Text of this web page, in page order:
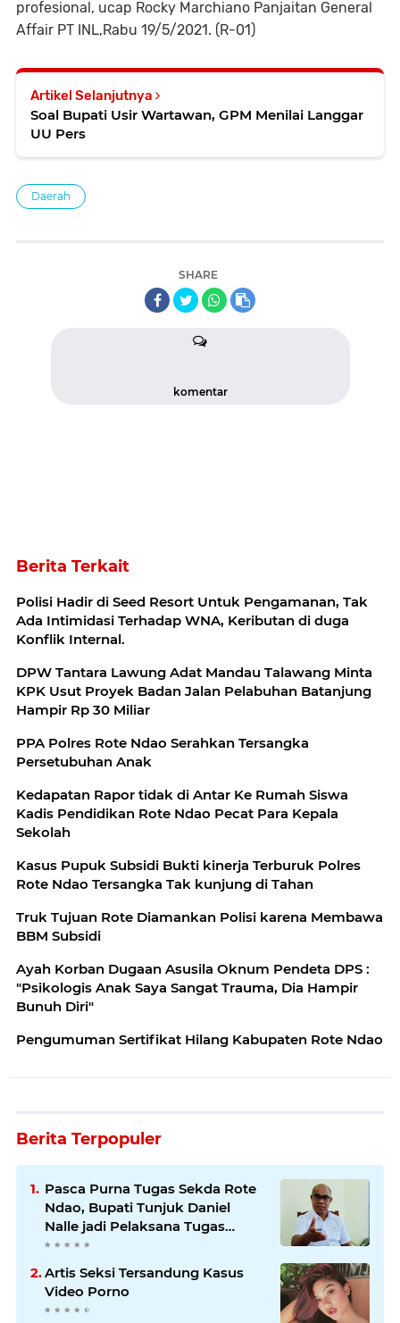
profesional, ucap Rocky Marchiano Panjaitan General
Affair PT INL,Rabu 19/5/2021. (R-01)
Artikel Selanjutnya
Soal Bupati Usir Wartawan, GPM Menilai Langgar
UU Pers
Daerah
SHARE
komentar
Berita Terkait
Polisi Hadir di Seed Resort Untuk Pengamanan, Tak
Ada Intimidasi Terhadap WNA, Keributan di duga
Konflik Internal.
DPW Tantara Lawung Adat Mandau Talawang Minta
KPK Usut Proyek Badan Jalan Pelabuhan Batanjung
Hampir Rp 30 Miliar
PPA Polres Rote Ndao Serahkan Tersangka
Persetubuhan Anak
Kedapatan Rapor tidak di Antar Ke Rumah Siswa
Kadis Pendidikan Rote Ndao Pecat Para Kepala
Sekolah
Kasus Pupuk Subsidi Bukti kinerja Terburuk Polres
Rote Ndao Tersangka Tak kunjung di Tahan
Truk Tujuan Rote Diamankan Polisi karena Membawa
BBM Subsidi
Ayah Korban Dugaan Asusila Oknum Pendeta DPS :
"Psikologis Anak Saya Sangat Trauma, Dia Hampir
Bunuh Diri"
Pengumuman Sertifikat Hilang Kabupaten Rote Ndao
Berita Terpopuler
Pasca Purna Tugas Sekda Rote
Ndao, Bupati Tunjuk Daniel
Nalle jadi Pelaksana Tugas
Harian.
Artis Seksi Tersandung Kasus
Video Porno